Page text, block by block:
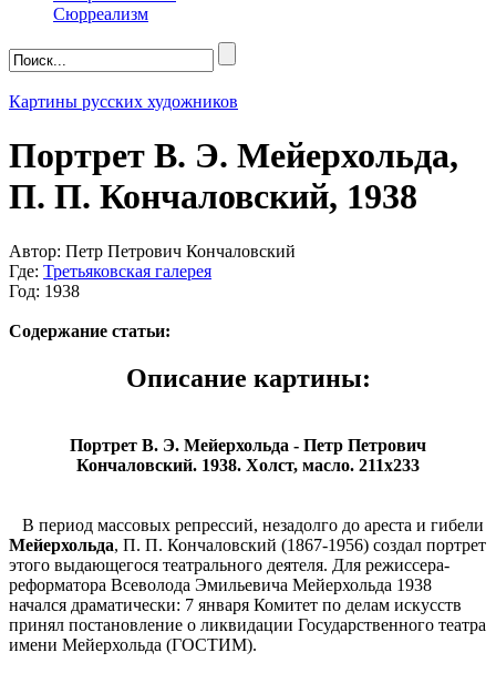
Сюрреализм
Картины русских художников
Портрет В. Э. Мейерхольда,
П. П. Кончаловский, 1938
Автор: Петр Петрович Кончаловский
Где: Третьяковская галерея
Год: 1938
Содержание статьи:
Описание картины:
Портрет В. Э. Мейерхольда - Петр Петрович
Кончаловский. 1938. Холст, масло. 211x233
В период массовых репрессий, незадолго до ареста и гибели
Мейерхольда, П. П. Кончаловский (1867-1956) создал портрет
этого выдающегося театрального деятеля. Для режиссера-
реформатора Всеволода Эмильевича Мейерхольда 1938
начался драматически: 7 января Комитет по делам искусств
принял постановление о ликвидации Государственного театра
имени Мейерхольда (ГОСТИМ).